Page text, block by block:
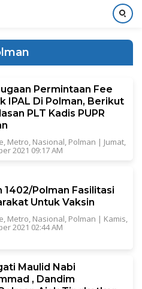
Permintaan Fee
IPAL Di Polman, Berikut
PLT Kadis PUPR
, Metro, Nasional, Polman | Jumat,
2021 09:17 AM
1402/Polman Fasilitasi
Untuk Vaksin
, Metro, Nasional, Polman | Kamis,
2021 02:44 AM
Maulid Nabi
, Dandim